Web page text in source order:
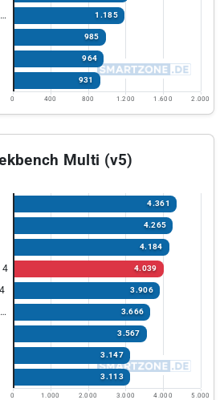
Samsung Galaxy S22 Ultra 1.185
985
964
931
0 400 800 1.200 1.600 2.000
Multi (v5)
4.361
4.265
4.184
4 4.039
3.906
Samsung Galaxy S22 Ultra 3.666
3.567
3.147
3.113
0 1.000 2.000 3.000 4.000 5.000